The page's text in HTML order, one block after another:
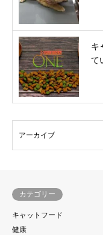
キ
て
カテゴリー
キャットフード
健康